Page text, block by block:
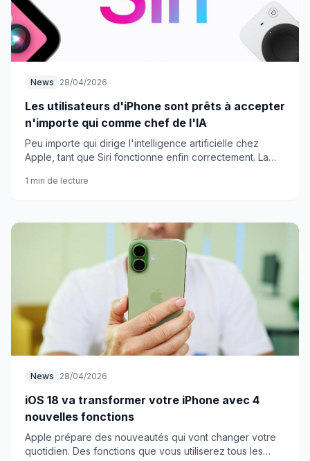
News 28/04/2026
Les utilisateurs d'iPhone sont prêts à accepter
n'importe qui comme chef de l'IA
Peu importe qui dirige l'intelligence artificielle chez
Apple, tant que Siri fonctionne enfin correctement. La
1 min de lecture
News 28/04/2026
iOS 18 va transformer votre iPhone avec 4
nouvelles fonctions
Apple prépare des nouveautés qui vont changer votre
quotidien. Des fonctions que vous utiliserez tous les